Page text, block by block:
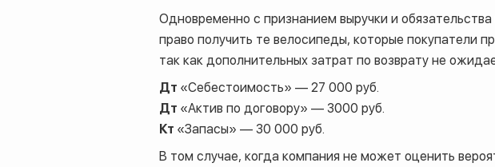
Одновременно с признанием выручки и
право получить те велосипеды, которые покупатели
так как дополнительных затрат по возврату не
Дт «Себестоимость» — 27 000 руб.
Дт «Актив по договору» — 3000 руб.
Кт «Запасы» — 30 000 руб.
В том случае, когда компания не может оценить